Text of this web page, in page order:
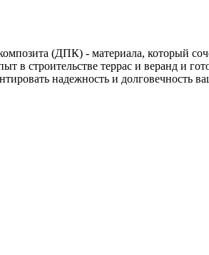
(ДПК) - материала, который
в строительстве террас и веранд и
надежность и долговечность